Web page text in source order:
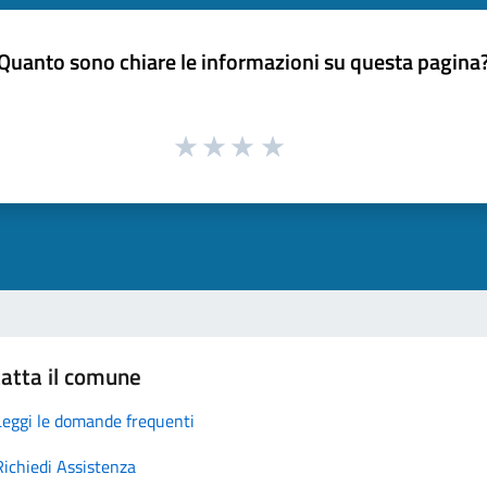
sono chiare le informazioni su questa
il comune
le domande frequenti
Assistenza